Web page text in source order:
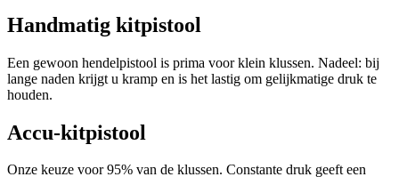
Handmatig kitpistool
Een gewoon hendelpistool is prima voor klein klussen. Nadeel: bij
lange naden krijgt u kramp en is het lastig om gelijkmatige druk te
houden.
Accu-kitpistool
Onze keuze voor 95% van de klussen. Constante druk geeft een